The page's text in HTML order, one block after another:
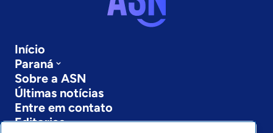
Início
Paraná
Sobre a ASN
Últimas notícias
Entre em contato
Editorias